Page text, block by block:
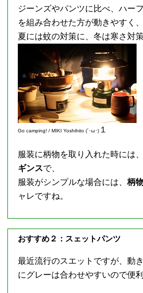
ジーンズやパンツに比べ、ハー
を組み合わせた方が動きやすく、
夏には蚊の対策に、冬は寒さ対
Go camping! / MIKI Yoshihito (´･ω･) １
服装に柄物を取り入れた時には、
ギンスで、
服装がシンプルな場合には、 柄
ャレですね。
おすすめ２：スェットパンツ
最近流行のスエットですが、動
にグレーは合わせやすいので便利